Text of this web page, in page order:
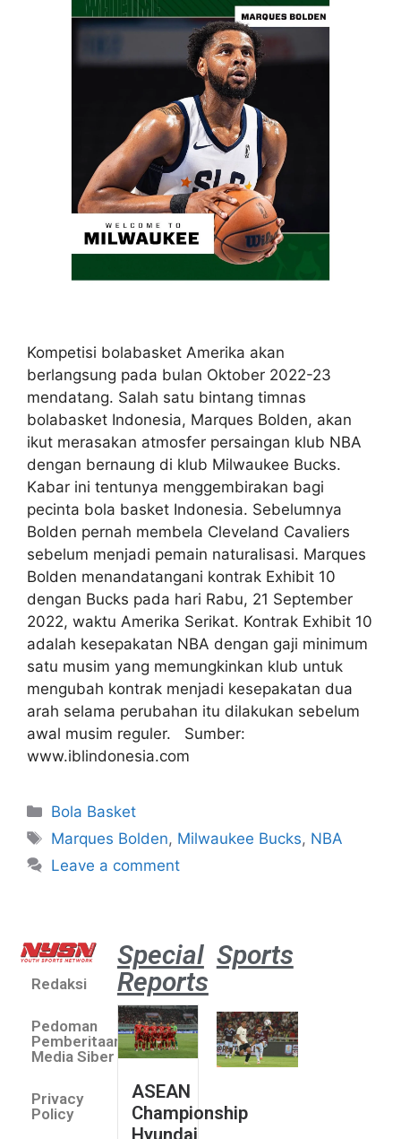
Kompetisi bolabasket Amerika akan
berlangsung pada bulan Oktober 2022-23
mendatang. Salah satu bintang timnas
bolabasket Indonesia, Marques Bolden, akan
ikut merasakan atmosfer persaingan klub NBA
dengan bernaung di klub Milwaukee Bucks.
Kabar ini tentunya menggembirakan bagi
pecinta bola basket Indonesia. Sebelumnya
Bolden pernah membela Cleveland Cavaliers
sebelum menjadi pemain naturalisasi. Marques
Bolden menandatangani kontrak Exhibit 10
dengan Bucks pada hari Rabu, 21 September
2022, waktu Amerika Serikat. Kontrak Exhibit 10
adalah kesepakatan NBA dengan gaji minimum
satu musim yang memungkinkan klub untuk
mengubah kontrak menjadi kesepakatan dua
arah selama perubahan itu dilakukan sebelum
awal musim reguler. Sumber:
www.iblindonesia.com
Bola Basket
Marques Bolden, Milwaukee Bucks, NBA
Leave a comment
Redaksi
Pedoman
Pemberitaan
Media Siber
Privacy
Policy
Special
Reports
ASEAN
Championship
Sports